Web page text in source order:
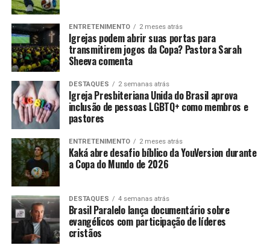
ENTRETENIMENTO 2 meses atrás
Igrejas podem abrir suas portas para
transmitirem jogos da Copa? Pastora Sarah
Sheeva comenta
DESTAQUES 2 semanas atrás
Igreja Presbiteriana Unida do Brasil aprova
inclusão de pessoas LGBTQ+ como membros e
pastores
ENTRETENIMENTO 2 meses atrás
Kaká abre desafio bíblico da YouVersion durante
a Copa do Mundo de 2026
DESTAQUES 4 semanas atrás
Brasil Paralelo lança documentário sobre
evangélicos com participação de líderes
cristãos